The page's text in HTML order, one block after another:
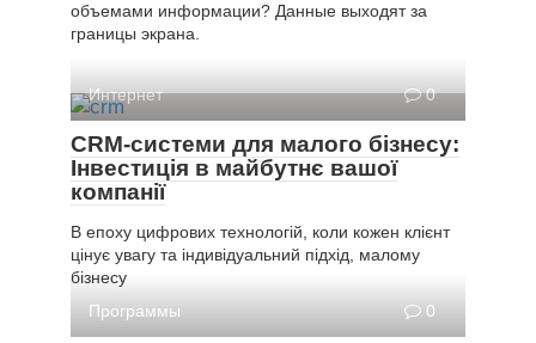
объемами информации? Данные выходят за
границы экрана.
Интернет 0
CRM-системи для малого бізнесу:
Інвестиція в майбутнє вашої
компанії
В епоху цифрових технологій, коли кожен клієнт
цінує увагу та індивідуальний підхід, малому
бізнесу
Программы
0